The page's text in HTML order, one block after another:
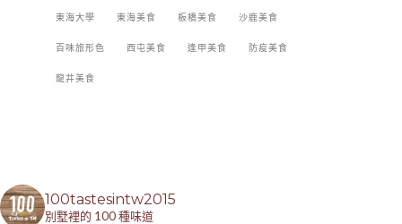
東海大學 東海美食 板橋美食 沙鹿美食
百味旅形色 西屯美食 逢甲美食 防疫美食
龍井美食
100tastesintw2015
別墅裡的 100 種味道